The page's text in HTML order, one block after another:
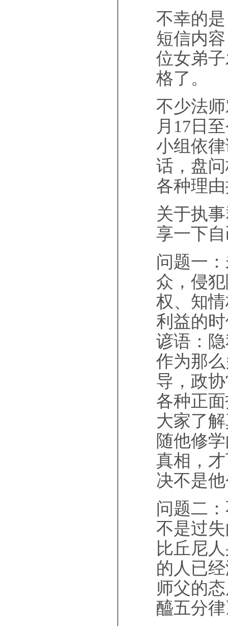
不幸的
短信内
位女弟
格了。
不少法
月17日
小组依
话，盘
各种理
关于执
享一下
问题一
众，侵
权、知
利益的
谚语：
作为那
导，政
各种正
大家了
随他修
真相，
决不是
问题二
不是过
比丘尼
的人已
师父的
醯五分